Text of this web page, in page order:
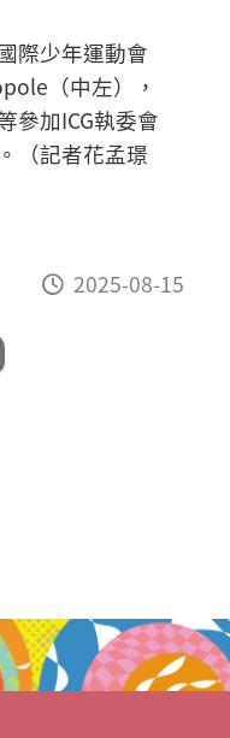
際少年運動會
（中左），
參加ICG執委會
（記者花孟璟
2025-08-15